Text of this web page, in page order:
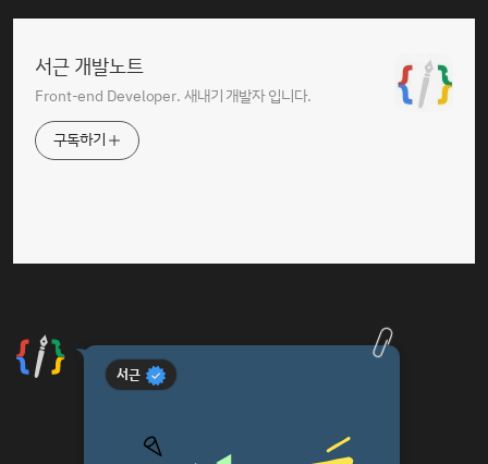
서근 개발노트
Front-end Developer. 새내기 개발자 입니다.
구독하기
서근